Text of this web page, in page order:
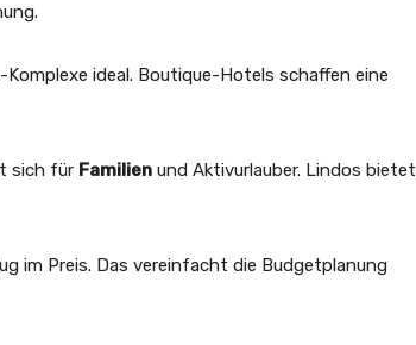
-Komplexe ideal. Boutique-Hotels schaffen eine
sich für Familien und Aktivurlauber. Lindos bietet
im Preis. Das vereinfacht die Budgetplanung